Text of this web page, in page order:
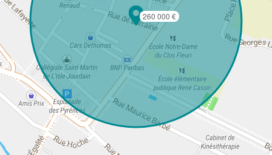
260 000 €